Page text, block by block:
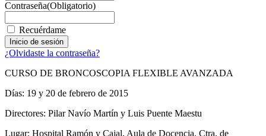
Contraseña(Obligatorio)
Recuérdame
¿Olvidaste la contraseña?
CURSO DE BRONCOSCOPIA FLEXIBLE AVANZADA
Días: 19 y 20 de febrero de 2015
Directores: Pilar Navío Martín y Luis Puente Maestu
Lugar: Hospital Ramón y Cajal. Aula de Docencia. Ctra. de